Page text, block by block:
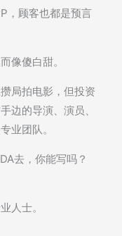
，顾客也都是预言
像傻白甜。
局拍电影，但投资
边的导演、演员、
业团队。
去，你能写吗？
人士。